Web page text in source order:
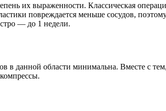
их выраженности. Классическая
повреждается меньше сосудов,
— до 1 недели.
в данной области минимальна. Вместе с